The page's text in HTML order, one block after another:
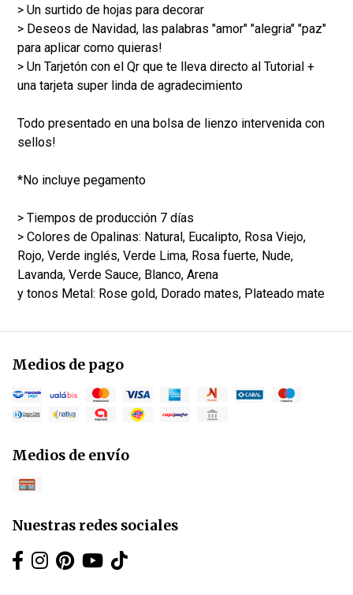
> Un surtido de hojas para decorar
> Deseos de Navidad, las palabras "amor" "alegria" "paz"
para aplicar como quieras!
> Un Tarjetón con el Qr que te lleva directo al Tutorial +
una tarjeta super linda de agradecimiento
Todo presentado en una bolsa de lienzo intervenida con
sellos!
*No incluye pegamento
> Tiempos de producción 7 días
> Colores de Opalinas: Natural, Eucalipto, Rosa Viejo,
Rojo, Verde inglés, Verde Lima, Rosa fuerte, Nude,
Lavanda, Verde Sauce, Blanco, Arena
y tonos Metal: Rose gold, Dorado mates, Plateado mate
Medios de pago
Medios de envío
Nuestras redes sociales